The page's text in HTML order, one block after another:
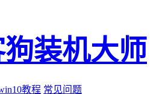
装机大师
教程 常见问题